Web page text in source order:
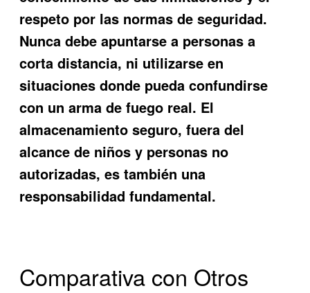
respeto por las normas de seguridad.
Nunca debe apuntarse a personas a
corta distancia, ni utilizarse en
situaciones donde pueda confundirse
con un arma de fuego real. El
almacenamiento seguro, fuera del
alcance de niños y personas no
autorizadas, es también una
responsabilidad fundamental.
Comparativa con Otros